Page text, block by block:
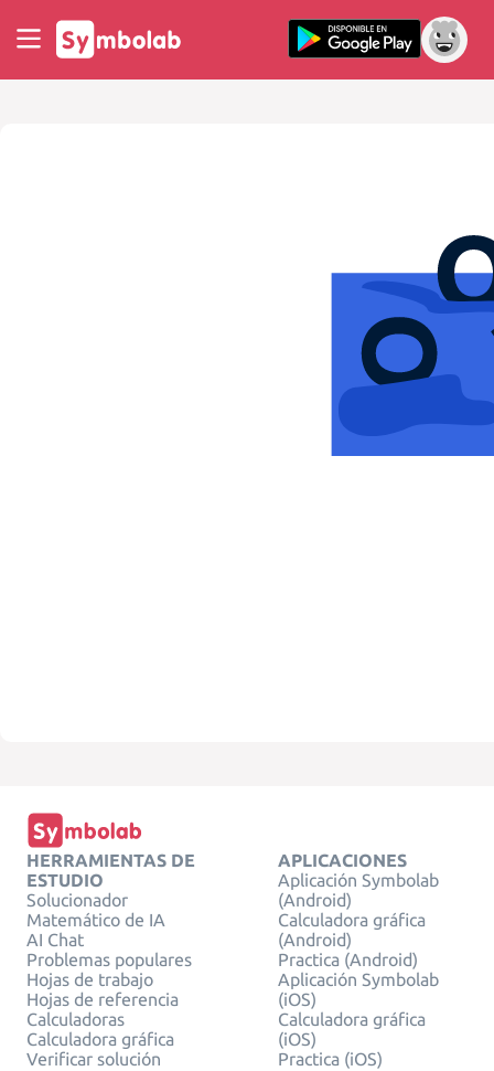
HERRAMIENTAS DE
ESTUDIO
Solucionador
Matemático de IA
AI Chat
Problemas populares
Hojas de trabajo
Hojas de referencia
Calculadoras
Calculadora gráfica
Verificar solución
APLICACIONES
Aplicación Symbolab
(Android)
Calculadora gráfica
(Android)
Practica (Android)
Aplicación Symbolab
(iOS)
Calculadora gráfica
(iOS)
Practica (iOS)